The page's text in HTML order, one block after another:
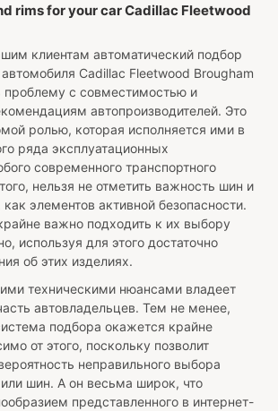
rims for your car Cadillac Fleetwood
клиентам автоматический подбор
Cadillac Fleetwood Brougham
проблему с совместимостью и
автопроизводителей. Это
ролью, которая исполняется ими в
ряда эксплуатационных
современного транспортного
нельзя не отметить важность шин и
элементов активной безопасности.
важно подходить к их выбору
используя для этого достаточно
об этих изделиях.
техническими нюансами владеет
автовладельцев. Тем не менее,
подбора окажется крайне
от этого, поскольку позволит
неправильного выбора
шин. А он весьма широк, что
представленного в интернет-